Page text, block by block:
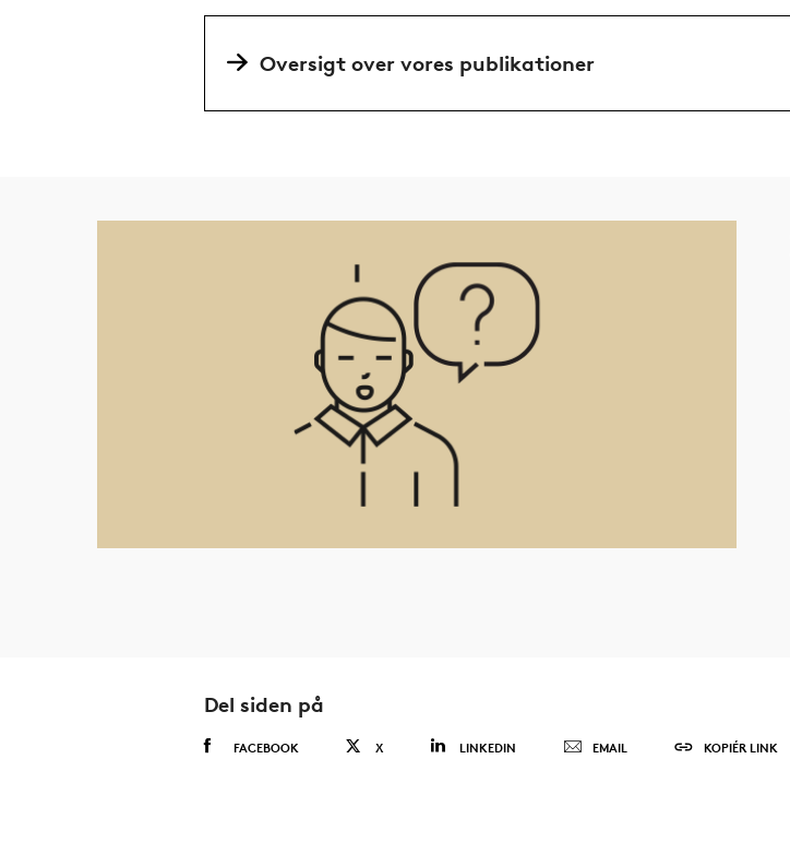
Oversigt over vores publikationer
Del siden på
FACEBOOK X LINKEDIN EMAIL KOPIÉR LINK